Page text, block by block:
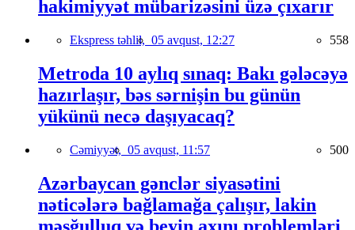
hakimiyyət mübarizəsini üzə çıxarır
Ekspress təhlil, 05 avqust, 12:27 558
Metroda 10 aylıq sınaq: Bakı gələcəyə
hazırlaşır, bəs sərnişin bu günün
yükünü necə daşıyacaq?
Cəmiyyət, 05 avqust, 11:57 500
Azərbaycan gənclər siyasətini
nəticələrə bağlamağa çalışır, lakin